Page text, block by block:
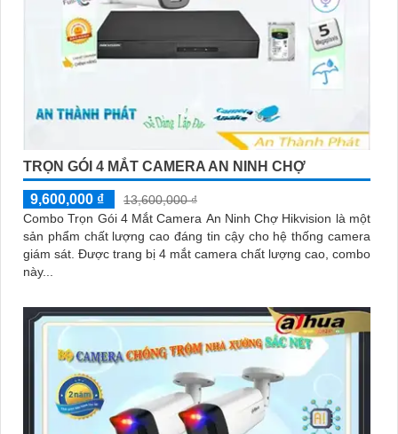
TRỌN GÓI 4 MẮT CAMERA AN NINH CHỢ
9,600,000 ₫
13,600,000 ₫
Combo Trọn Gói 4 Mắt Camera An Ninh Chợ Hikvision là một
sản phẩm chất lượng cao đáng tin cậy cho hệ thống camera
giám sát. Được trang bị 4 mắt camera chất lượng cao, combo
này...